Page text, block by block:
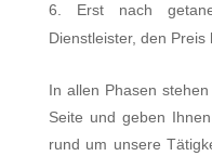
Erst nach
Dienstleister, den
In allen Phasen
Seite und geben
rund um unsere